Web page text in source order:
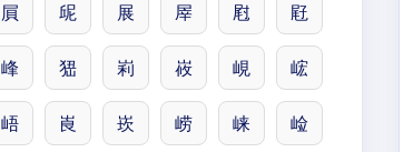
屓 屔 展 屖 屗 屘
峰 峱 峲 峳 峴 峵
峿 崀 崁 崂 崃 崄